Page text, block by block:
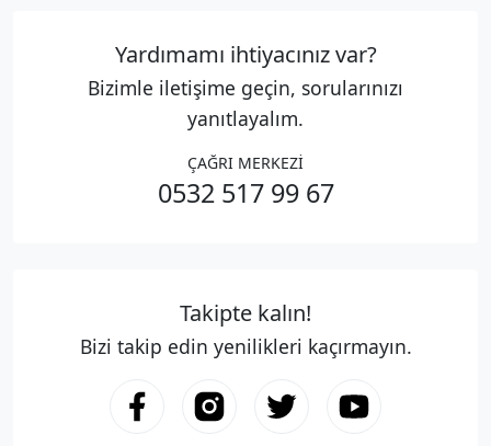
Yardımamı ihtiyacınız var?
Bizimle iletişime geçin, sorularınızı
yanıtlayalım.
ÇAĞRI MERKEZİ
0532 517 99 67
Takipte kalın!
Bizi takip edin yenilikleri kaçırmayın.